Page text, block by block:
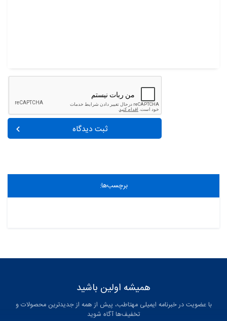
ثبت دیدگاه
برچسب‌ها:
همیشه اولین باشید
با عضویت در خبرنامه ایمیلی مهتاطب، پیش از همه از جدیدترین محصولات و
تخفیف‌ها آگاه شوید